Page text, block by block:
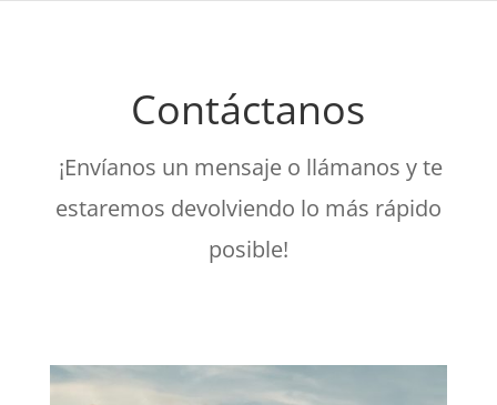
Contáctanos
¡Envíanos un mensaje o llámanos y te
estaremos devolviendo lo más rápido
posible!